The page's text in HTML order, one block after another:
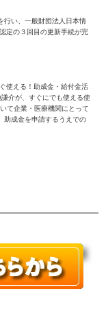
行い、一般財団法人日本情
定の３回目の更新手続が完
使える！助成金・給付金活
介が、すぐにでも使える使
て企業・医療機関にとって
助成金を申請するうえでの
行い、一般財団法人日本情
定の更新手続が完了しまし